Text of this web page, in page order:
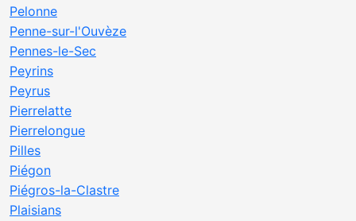
Pelonne
Penne-sur-l'Ouvèze
Pennes-le-Sec
Peyrins
Peyrus
Pierrelatte
Pierrelongue
Pilles
Piégon
Piégros-la-Clastre
Plaisians